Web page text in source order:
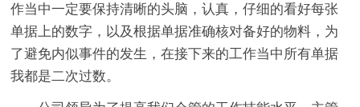
作当中一定要保持清晰的头脑，认真，仔细的看好每张
单据上的数字，以及根据单据准确核对备好的物料，为
了避免内似事件的发生，在接下来的工作当中所有单据
我都是二次过数。